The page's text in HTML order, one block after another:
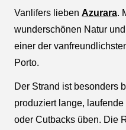
Vanlifers lieben Azurara.
wunderschönen Natur
einer der
Porto.
Der Strand ist besonders
produziert lange,
oder Cutbacks üben. Die